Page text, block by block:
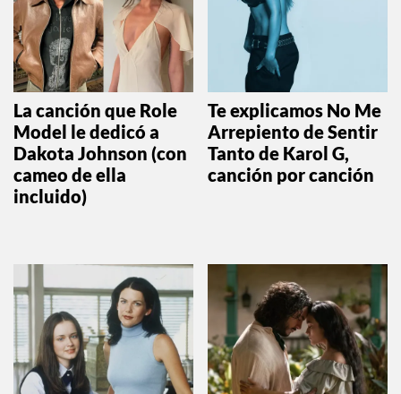
La canción que Role
Model le dedicó a
Dakota Johnson (con
cameo de ella
incluido)
Te explicamos No Me
Arrepiento de Sentir
Tanto de Karol G,
canción por canción